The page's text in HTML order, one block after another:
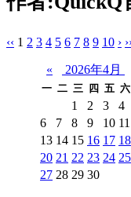
‹‹ 1 2 3 4 5 6 7 8 9 10 ›
« 2026年4月
一 二 三 四 五 六
1 2 3 4
6
7 8 9 10 11
13 14 15 16 17 18
20 21 22 23 24 25
27 28 29 30